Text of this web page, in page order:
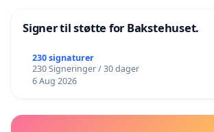
Signer til støtte for Bakstehuset.
230 signaturer
230 Signeringer / 30 dager
6 Aug 2026